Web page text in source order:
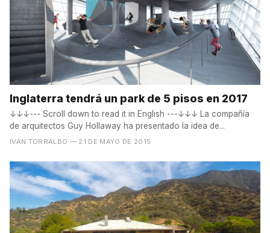
Inglaterra tendrá un park de 5 pisos en 2017
↓↓↓--- Scroll down to read it in English ---↓↓↓ La compañía
de arquitectos Guy Hollaway ha presentado la idea de...
IVÁN TORRALBO — 21 DE MAYO DE 2015